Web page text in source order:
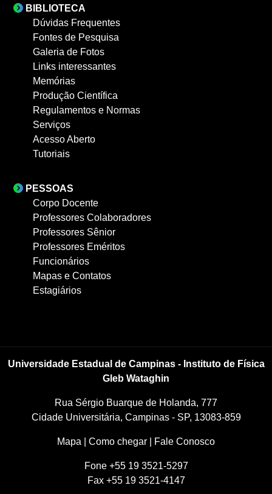
BIBLIOTECA
Dúvidas Frequentes
Fontes de Pesquisa
Galeria de Fotos
Links interessantes
Memórias
Produção Científica
Regulamentos e Normas
Serviços
Acesso Aberto
Tutoriais
PESSOAS
Corpo Docente
Professores Colaboradores
Professores Sênior
Professores Eméritos
Funcionários
Mapas e Contatos
Estagiários
Universidade Estadual de Campinas - Instituto de Física
Gleb Wataghin
Rua Sérgio Buarque de Holanda, 777
Cidade Universitária, Campinas - SP, 13083-859
Mapa Como chegar Fale Conosco
Fone +55 19 3521-5297
Fax +55 19 3521-4147